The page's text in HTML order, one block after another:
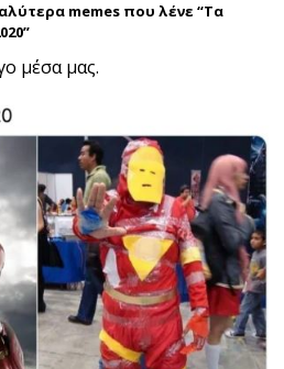
memes που λένε “Τα
μέσα μας.